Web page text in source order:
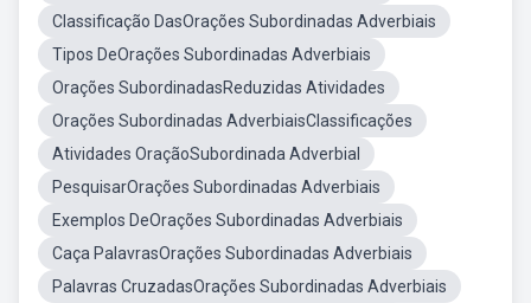
Classificação DasOrações Subordinadas Adverbiais
Tipos DeOrações Subordinadas Adverbiais
Orações SubordinadasReduzidas Atividades
Orações Subordinadas AdverbiaisClassificações
Atividades OraçãoSubordinada Adverbial
PesquisarOrações Subordinadas Adverbiais
Exemplos DeOrações Subordinadas Adverbiais
Caça PalavrasOrações Subordinadas Adverbiais
Palavras CruzadasOrações Subordinadas Adverbiais